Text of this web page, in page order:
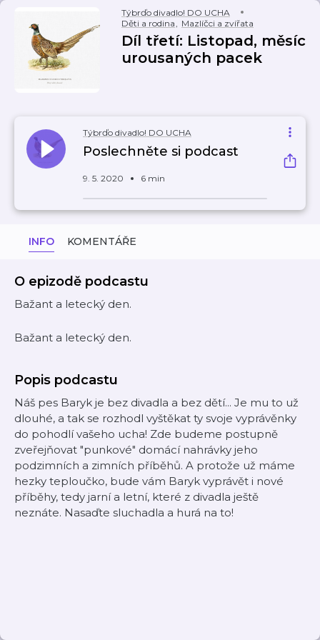
Týbrďo divadlo! DO UCHA
Děti a rodina, Mazlíčci a zvířata
Díl třetí: Listopad, měsíc
urousaných pacek
Týbrďo divadlo! DO UCHA
Poslechněte si podcast
9. 5. 2020 6 min
INFO KOMENTÁŘE
O epizodě podcastu
Bažant a letecký den.
Bažant a letecký den.
Popis podcastu
Náš pes Baryk je bez divadla a bez dětí... Je mu to už
dlouhé, a tak se rozhodl vyštěkat ty svoje vyprávěnky
do pohodlí vašeho ucha! Zde budeme postupně
zveřejňovat "punkové" domácí nahrávky jeho
podzimních a zimních příběhů. A protože už máme
hezky teploučko, bude vám Baryk vyprávět i nové
příběhy, tedy jarní a letní, které z divadla ještě
neznáte. Nasaďte sluchadla a hurá na to!